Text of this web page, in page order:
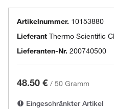
Artikelnummer. 10153880
Lieferant Thermo Scientific
Lieferanten-Nr. 200740500
48.50 € / 50 Gramm
Eingeschränkter Artikel